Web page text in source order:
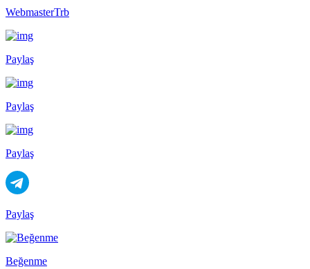
WebmasterTrb
Paylaş
Paylaş
Paylaş
Paylaş
Beğenme